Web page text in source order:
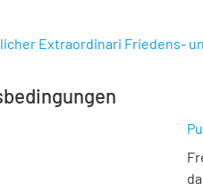
Extraordinari Friedens-